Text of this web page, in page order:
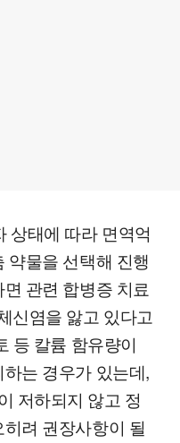
상태에 따라 면역억
약물을 선택해 진행
관련 합병증 치료
신염을 앓고 있다고
등 칼륨 함유량이
는 경우가 있는데,
저하되지 않고 정
려 권장사항이 될